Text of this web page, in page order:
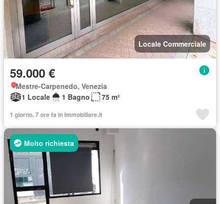
Locale Commerciale
59.000 €
Mestre-Carpenedo, Venezia
1 Locale
1 Bagno 75 m²
1 giorno, 7 ore fa in Immobiliare.it
Molto richiesta